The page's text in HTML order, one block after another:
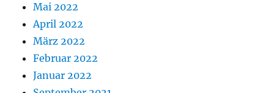
Mai 2022
April 2022
März 2022
Februar 2022
Januar 2022